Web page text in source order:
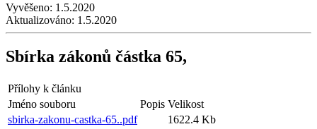
Vyvěšeno: 1.5.2020
Aktualizováno: 1.5.2020
Sbírka zákonů částka 65,
Přílohy k článku
Jméno souboru
Popis Velikost
sbirka-zakonu-castka-65..pdf
1622.4 Kb